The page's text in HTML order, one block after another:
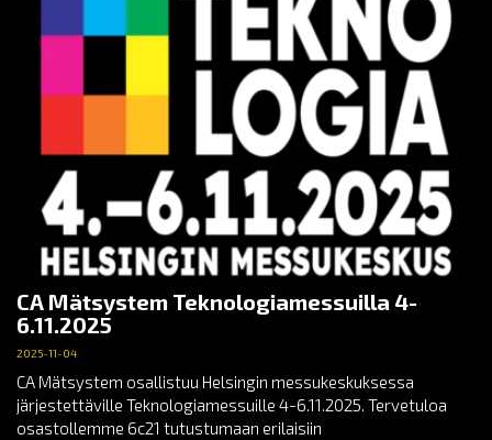
CA Mätsystem Teknologiamessuilla 4-
6.11.2025
2025-11-04
CA Mätsystem osallistuu Helsingin messukeskuksessa
järjestettäville Teknologiamessuille 4-6.11.2025. Tervetuloa
osastollemme 6c21 tutustumaan erilaisiin